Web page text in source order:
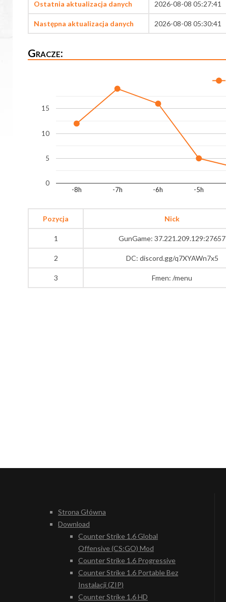
Ostatnia aktualizacja danych 2026-08-08 05:27:41
Następna aktualizacja danych 2026-08-08 05:30:41
Gracze:
-8h -7h -6h -5h
0
5
10
15
Pozycja Nick
1 GunGame: 37.221.209.129:27657
2 DC: discord.gg/q7XYAWn7x5
3 Fmen: /menu
Strona Główna
Download
Counter Strike 1.6 Global
Offensive (CS:GO) Mod
Counter Strike 1.6 Progressive
Counter Strike 1.6 Portable Bez
Instalacji (ZIP)
Counter Strike 1.6 HD